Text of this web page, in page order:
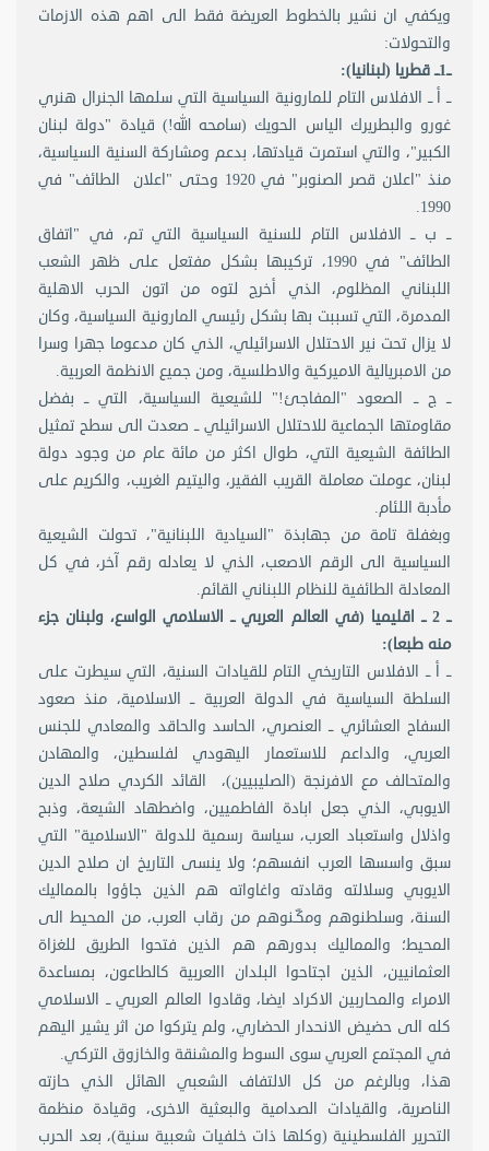
ويكفي ان نشير بالخطوط العريضة فقط الى اهم هذه الازمات
والتحولات:
ــ1ــ قطريا (لبنانيا):
ــ أ ــ الافلاس التام للمارونية السياسية التي سلمها الجنرال هنري
غورو والبطريرك الياس الحويك (سامحه الله!) قيادة "دولة لبنان
الكبير"، والتي استمرت قيادتها، بدعم ومشاركة السنية السياسية،
منذ "اعلان قصر الصنوبر" في 1920 وحتى "اعلان الطائف" في
1990.
ــ ب ــ الافلاس التام للسنية السياسية التي تم، في "اتفاق
الطائف" في 1990، تركيبها بشكل مفتعل على ظهر الشعب
اللبناني المظلوم، الذي أخرج لتوه من اتون الحرب الاهلية
المدمرة، التي تسببت بها بشكل رئيسي المارونية السياسية، وكان
لا يزال تحت نير الاحتلال الاسرائيلي، الذي كان مدعوما جهرا وسرا
من الامبريالية الاميركية والاطلسية، ومن جميع الانظمة العربية.
ــ ج ــ الصعود "المفاجئ!" للشيعية السياسية، التي ــ بفضل
مقاومتها الجماعية للاحتلال الاسرائيلي ــ صعدت الى سطح تمثيل
الطائفة الشيعية التي، طوال اكثر من مائة عام من وجود دولة
لبنان، عوملت معاملة القريب الفقير، واليتيم الغريب، والكريم على
مأدبة اللئام.
وبغفلة تامة من جهابذة "السيادية اللبنانية"، تحولت الشيعية
السياسية الى الرقم الاصعب، الذي لا يعادله رقم آخر، في كل
المعادلة الطائفية للنظام اللبناني القائم.
ــ 2 ــ اقليميا (في العالم العربي ــ الاسلامي الواسع، ولبنان جزء
منه طبعا):
ــ أ ــ الافلاس التاريخي التام للقيادات السنية، التي سيطرت على
السلطة السياسية في الدولة العربية ــ الاسلامية، منذ صعود
السفاح العشائري ــ العنصري، الحاسد والحاقد والمعادي للجنس
العربي، والداعم للاستعمار اليهودي لفلسطين، والمهادن
والمتحالف مع الافرنجة (الصليبيين)، القائد الكردي صلاح الدين
الايوبي، الذي جعل ابادة الفاطميين، واضطهاد الشيعة، وذبح
واذلال واستعباد العرب، سياسة رسمية للدولة "الاسلامية" التي
سبق واسسها العرب انفسهم؛ ولا ينسى التاريخ ان صلاح الدين
الايوبي وسلالته وقادته واغاواته هم الذين جاؤوا بالمماليك
السنة، وسلطنوهم ومكّـنوهم من رقاب العرب، من المحيط الى
المحيط؛ والمماليك بدورهم هم الذين فتحوا الطريق للغزاة
العثمانيين، الذين اجتاحوا البلدان االعربية كالطاعون، بمساعدة
الامراء والمحاربين الاكراد ايضا، وقادوا العالم العربي ــ الاسلامي
كله الى حضيض الانحدار الحضاري، ولم يتركوا من اثر يشير اليهم
في المجتمع العربي سوى السوط والمشنقة والخازوق التركي.
هذا، وبالرغم من كل الالتفاف الشعبي الهائل الذي حازته
الناصرية، والقيادات الصدامية والبعثية الاخرى، وقيادة منظمة
التحرير الفلسطينية (وكلها ذات خلفيات شعبية سنية)، بعد الحرب